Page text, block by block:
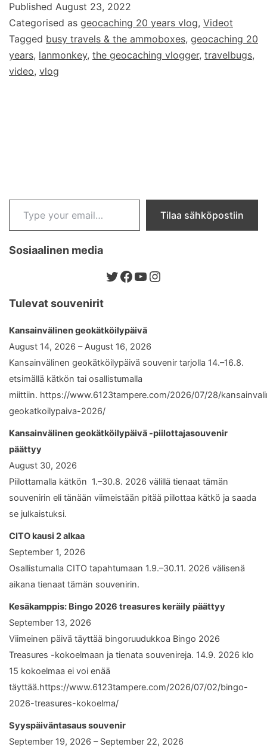
–
vlog
–
osa
9
Published August 23, 2022
Categorised as geocaching 20 years vlog, Videot
Tagged busy travels & the ammoboxes, geocaching 20
years, lanmonkey, the geocaching vlogger, travelbugs,
video, vlog
Type your email…
Tilaa sähköpostiin
Sosiaalinen media
Twitter
Facebook
YouTube
Instagram
Tulevat souvenirit
Kansainvälinen geokätköilypäivä
August 14, 2026 – August 16, 2026
Kansainvälinen geokätköilypäivä souvenir tarjolla 14.–16.8.
etsimällä kätkön tai osallistumalla
miittiin. https://www.6123tampere.com/2026/07/28/
geokatkoilypaiva-2026/
Kansainvälinen geokätköilypäivä -piilottajasouvenir
päättyy
August 30, 2026
Piilottamalla kätkön 1.–30.8. 2026 välillä tienaat tämän
souvenirin eli tänään viimeistään pitää piilottaa kätkö ja saada
se julkaistuksi.
CITO kausi 2 alkaa
September 1, 2026
Osallistumalla CITO tapahtumaan 1.9.–30.11. 2026 välisenä
aikana tienaat tämän souvenirin.
Kesäkamppis: Bingo 2026 treasures keräily päättyy
September 13, 2026
Viimeinen päivä täyttää bingoruudukkoa Bingo 2026
Treasures -kokoelmaan ja tienata souvenireja. 14.9. 2026 klo
15 kokoelmaa ei voi enää
täyttää.https://www.6123tampere.com/2026/07/02/bingo-
2026-treasures-kokoelma/
Syyspäiväntasaus souvenir
September 19, 2026 – September 22, 2026